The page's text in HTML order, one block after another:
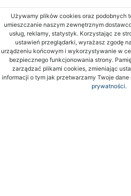
Używamy plików cookies oraz podobnych
umieszczanie naszym zewnętrznym
usług, reklamy, statystyk. Korzystając ze
ustawień przeglądarki, wyrażasz zgodę
urządzeniu końcowym i wykorzystywanie w
bezpiecznego funkcjonowania strony.
zarządzać plikami cookies, zmieniając
informacji o tym jak przetwarzamy Twoje
prywatności.